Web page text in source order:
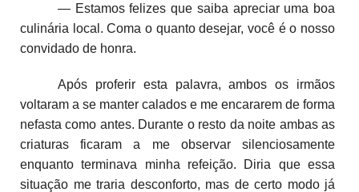
— Estamos felizes que saiba apreciar uma boa
culinária local. Coma o quanto desejar, você é o nosso
convidado de honra.
Após proferir esta palavra, ambos os irmãos
voltaram a se manter calados e me encararem de forma
nefasta como antes. Durante o resto da noite ambas as
criaturas ficaram a me observar silenciosamente
enquanto terminava minha refeição. Diria que essa
situação me traria desconforto, mas de certo modo já